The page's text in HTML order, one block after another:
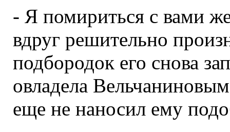
- Я помириться с вами
вдруг решительно
подбородок его снова
овладела
еще не наносил ему